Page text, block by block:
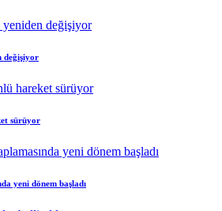
değişiyor
sürüyor
yeni dönem başladı